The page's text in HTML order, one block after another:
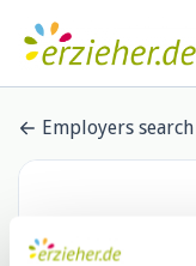
Employers search